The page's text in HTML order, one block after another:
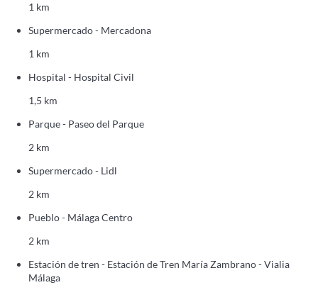
1 km
Supermercado - Mercadona
1 km
Hospital - Hospital Civil
1,5 km
Parque - Paseo del Parque
2 km
Supermercado - Lidl
2 km
Pueblo - Málaga Centro
2 km
Estación de tren - Estación de Tren María Zambrano - Vialia
Málaga